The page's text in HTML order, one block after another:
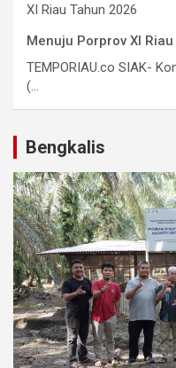
Menuju Porprov XI
TEMPORIAU.co SIAK-
(...
Bengkalis